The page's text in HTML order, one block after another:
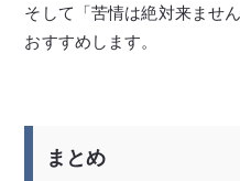
そして「苦情は絶対来ませ
おすすめします。
まとめ